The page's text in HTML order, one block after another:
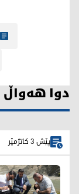
دوا هەواڵ
پێش 3 کاتژمێر